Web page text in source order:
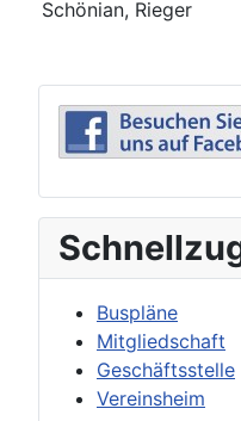
Schönian, Rieger
Buspläne
Mitgliedschaft
Geschäftsstelle
Vereinsheim